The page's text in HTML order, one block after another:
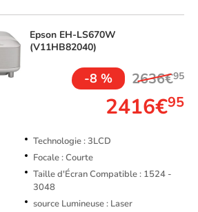
Epson EH-LS670W
(V11HB82040)
-8 % 2636€95
2416€95
Technologie : 3LCD
Focale : Courte
Taille d'Écran Compatible : 1524 -
3048
source Lumineuse : Laser